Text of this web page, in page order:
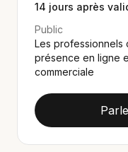
14 jours après
Public
Les professionnels
présence en ligne
commerciale